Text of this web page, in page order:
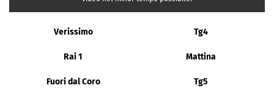
Verissimo Tg4
Rai 1 Mattina
Fuori dal Coro Tg5